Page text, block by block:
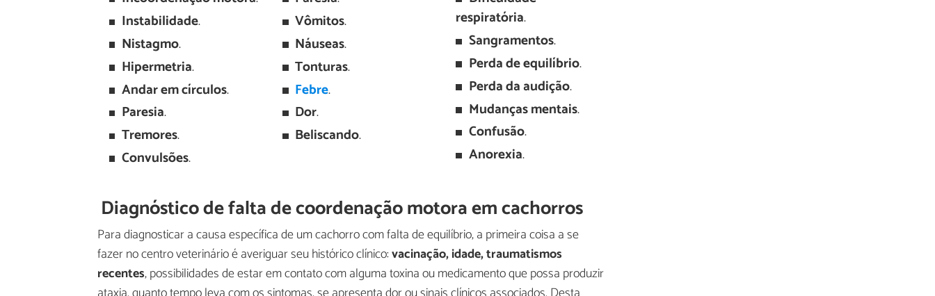
Instabilidade.
Nistagmo.
Hipermetria.
Andar em círculos.
Paresia.
Tremores.
Convulsões.
Vômitos.
Náuseas.
Tonturas.
Febre.
Dor.
Beliscando.
respiratória.
Sangramentos.
Perda de equilíbrio.
Perda da audição.
Mudanças mentais.
Confusão.
Anorexia.
Diagnóstico de falta de coordenação motora em cachorros
Para diagnosticar a causa específica de um cachorro com falta de equilíbrio, a primeira coisa a se
fazer no centro veterinário é averiguar seu histórico clínico:vacinação, idade, traumatismos
recentes, possibilidades de estar em contato com alguma toxina ou medicamento que possa produzir